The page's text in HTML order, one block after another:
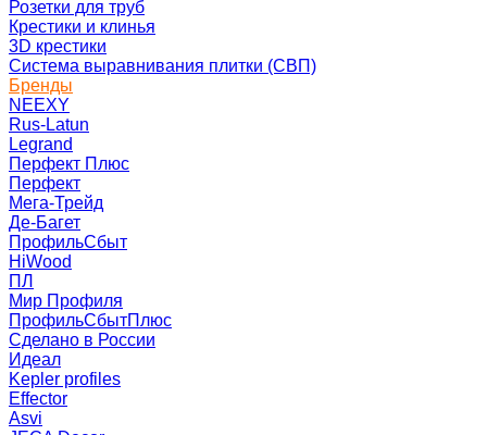
Розетки для труб
Крестики и клинья
3D крестики
Система выравнивания плитки (СВП)
Бренды
NEEXY
Rus-Latun
Legrand
Перфект Плюс
Перфект
Мега-Трейд
Де-Багет
ПрофильСбыт
HiWood
ПЛ
Мир Профиля
ПрофильСбытПлюс
Сделано в России
Идеал
Kepler profiles
Effector
Asvi